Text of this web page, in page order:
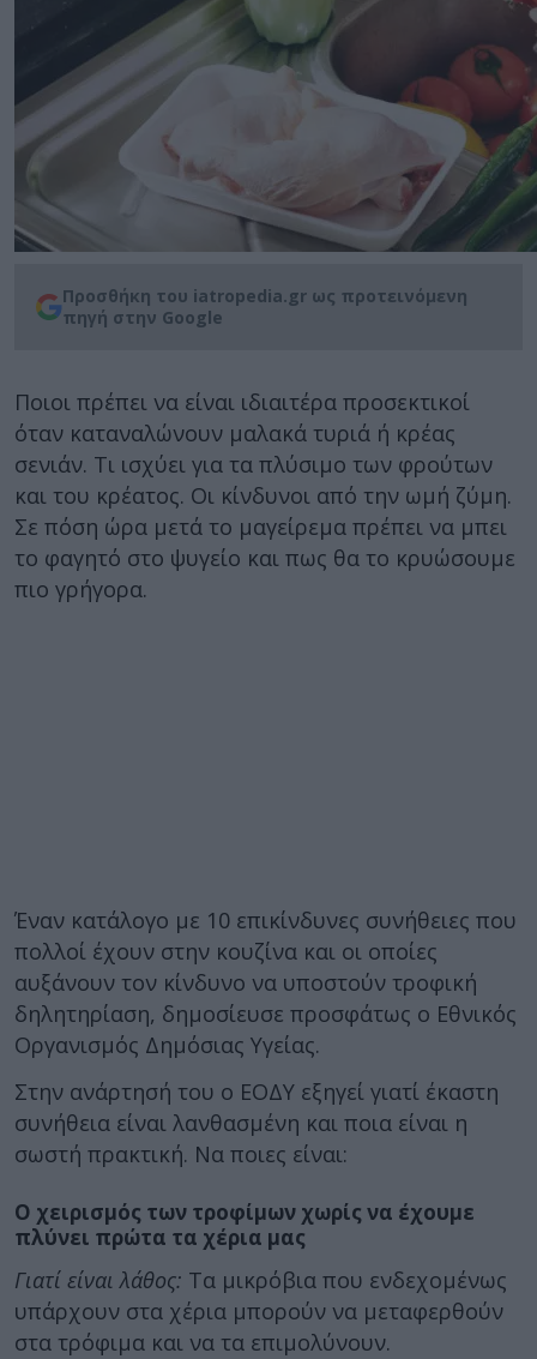
Προσθήκη του iatropedia.gr ως προτεινόμενη
πηγή στην Google
Ποιοι πρέπει να είναι ιδιαιτέρα προσεκτικοί
όταν καταναλώνουν μαλακά τυριά ή κρέας
σενιάν. Τι ισχύει για τα πλύσιμο των φρούτων
και του κρέατος. Οι κίνδυνοι από την ωμή ζύμη.
Σε πόση ώρα μετά το μαγείρεμα πρέπει να μπει
το φαγητό στο ψυγείο και πως θα το κρυώσουμε
πιο γρήγορα.
Έναν κατάλογο με 10 επικίνδυνες συνήθειες που
πολλοί έχουν στην κουζίνα και οι οποίες
αυξάνουν τον κίνδυνο να υποστούν τροφική
δηλητηρίαση, δημοσίευσε προσφάτως ο Εθνικός
Οργανισμός Δημόσιας Υγείας.
Στην ανάρτησή του ο ΕΟΔΥ εξηγεί γιατί έκαστη
συνήθεια είναι λανθασμένη και ποια είναι η
σωστή πρακτική. Να ποιες είναι:
Ο χειρισμός των τροφίμων χωρίς να έχουμε
πλύνει πρώτα τα χέρια μας
Γιατί είναι λάθος: Τα μικρόβια που ενδεχομένως
υπάρχουν στα χέρια μπορούν να μεταφερθούν
στα τρόφιμα και να τα επιμολύνουν.